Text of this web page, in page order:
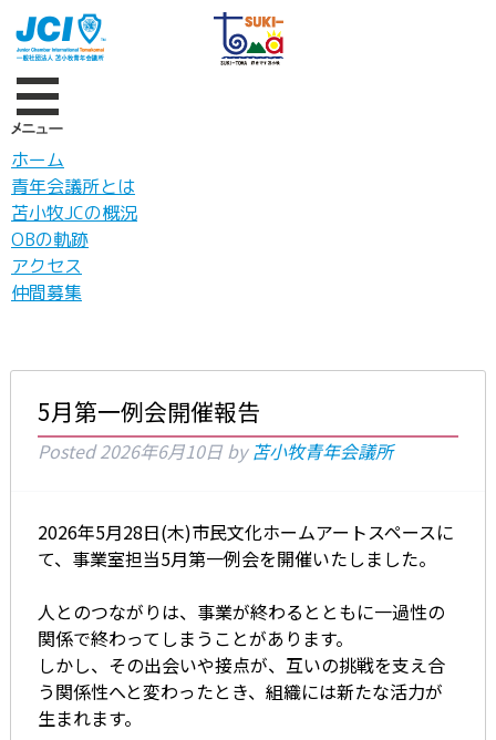
ホーム
青年会議所とは
苫小牧JCの概況
OBの軌跡
アクセス
仲間募集
5月第一例会開催報告
Posted2026年6月10日 by 苫小牧青年会議所
2026年5月28日(木)市民文化ホームアートスペースに
て、事業室担当5月第一例会を開催いたしました。
人とのつながりは、事業が終わるとともに一過性の
関係で終わってしまうことがあります。
しかし、その出会いや接点が、互いの挑戦を支え合
う関係性へと変わったとき、組織には新たな活力が
生まれます。